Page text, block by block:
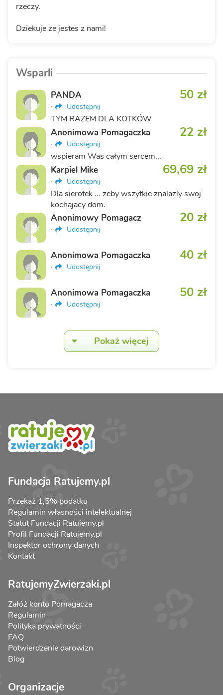
rzeczy.
Dziekuje ze jestes z nami!
Wsparli
50 zł
PANDA
· Udostępnij
TYM RAZEM DLA KOTKÓW
22 zł
Anonimowa Pomagaczka
· Udostępnij
wspieram Was całym sercem...
69,69 zł
Karpiel Mike
· Udostępnij
Dla sierotek ... zeby wszytkie znalazly swoj
kochajacy dom.
20 zł
Anonimowy Pomagacz
· Udostępnij
40 zł
Anonimowa Pomagaczka
· Udostępnij
50 zł
Anonimowa Pomagaczka
· Udostępnij
Pokaż więcej
Fundacja Ratujemy.pl
Przekaż 1,5% podatku
Regulamin własności intelektualnej
Statut Fundacji Ratujemy.pl
Profil Fundacji Ratujemy.pl
Inspektor ochrony danych
Kontakt
RatujemyZwierzaki.pl
Załóż konto Pomagacza
Regulamin
Polityka prywatności
FAQ
Potwierdzenie darowizn
Blog
Organizacje